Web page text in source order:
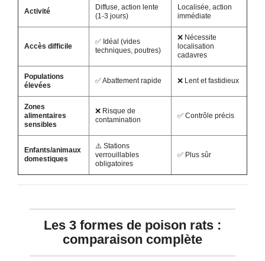
Activité
Diffuse, action lente
(1-3 jours)
Localisée, action
immédiate
Accès difficile
✅ Idéal (vides
techniques, poutres)
❌ Nécessite
localisation
cadavres
Populations
élevées
✅ Abattement rapide ❌ Lent et fastidieux
Zones
alimentaires
sensibles
❌ Risque de
contamination
✅ Contrôle précis
Enfants/animaux
domestiques
⚠️ Stations
verrouillables
obligatoires
✅ Plus sûr
Les 3 formes de poison rats :
comparaison complète